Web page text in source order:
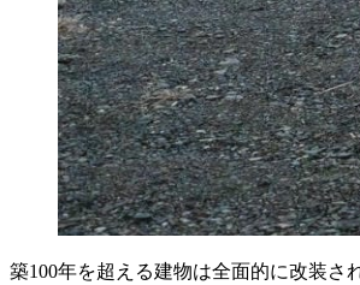
築100年を超える建物は全面的に改装さ